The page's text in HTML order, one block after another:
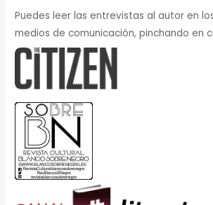
Puedes leer las entrevistas al autor en
medios de comunicación, pinchando en